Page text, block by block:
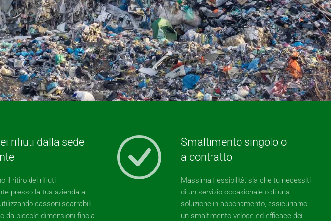
rifiuti dalla sede
il ritiro dei rifiuti
presso la tua azienda a
cassoni scarrabili
da piccole dimensioni fino a
Smaltimento singolo o
a contratto
Massima flessibilità: sia che tu necessiti
di un servizio occasionale o di una
soluzione in abbonamento, assicuriamo
un smaltimento veloce ed efficace dei